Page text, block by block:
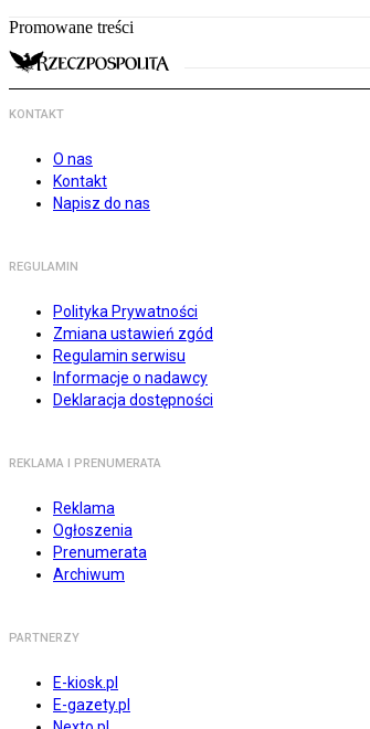
Promowane treści
KONTAKT
O nas
Kontakt
Napisz do nas
REGULAMIN
Polityka Prywatności
Zmiana ustawień zgód
Regulamin serwisu
Informacje o nadawcy
Deklaracja dostępności
REKLAMA I PRENUMERATA
Reklama
Ogłoszenia
Prenumerata
Archiwum
PARTNERZY
E-kiosk.pl
E-gazety.pl